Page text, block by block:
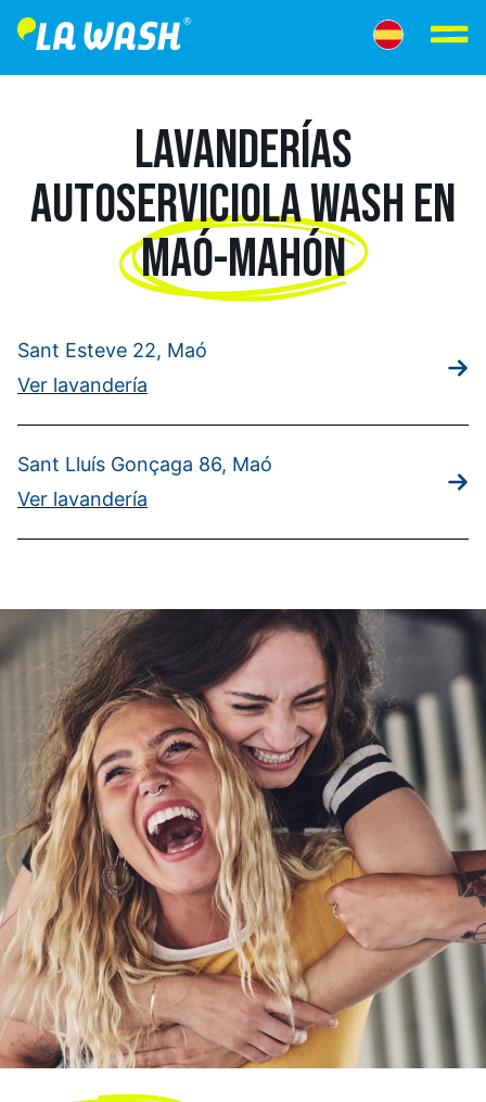
LAVANDERÍAS
AUTOSERVICIOLA WASH EN
MAÓ-MAHÓN
Sant Esteve 22, Maó
Ver lavandería
Sant Lluís Gonçaga 86, Maó
Ver lavandería